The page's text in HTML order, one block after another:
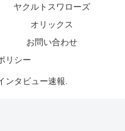
ヤクルトスワローズ
オリックス
お問い合わせ
リシー
ンタビュー速報.